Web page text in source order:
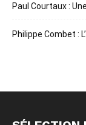
Paul Courtaux :
Philippe Combet :